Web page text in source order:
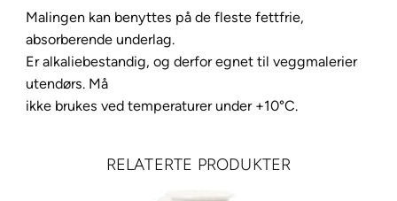
Malingen kan benyttes på de fleste fettfrie,
absorberende underlag.
Er alkaliebestandig, og derfor egnet til veggmalerier
utendørs. Må
ikke brukes ved temperaturer under +10°C.
RELATERTE PRODUKTER